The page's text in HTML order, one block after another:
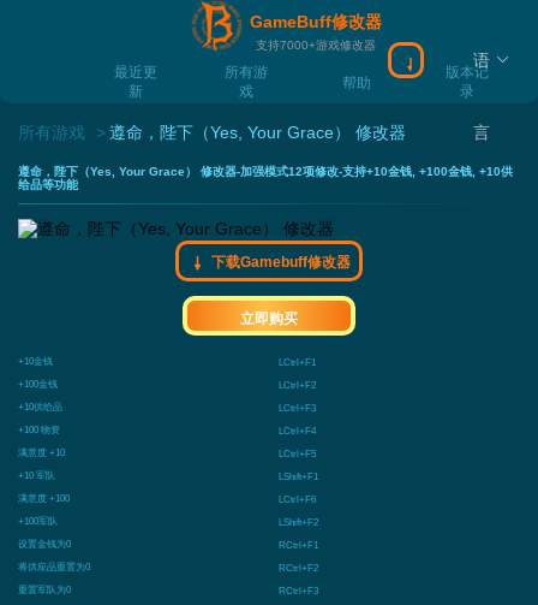
GameBuff修改器
支持7000+游戏修改器
最近更
新
所有游
戏
帮助
版本记
录
下载Gamebuff
语
言
所有游戏 遵命，陛下（Yes, Your Grace） 修改器
遵命，陛下（Yes, Your Grace） 修改器-加强模式12项修改-支持+10金钱, +100金钱, +10供
给品等功能
下载Gamebuff修改器
立即购买
+10金钱
LCtrl+F1
+100金钱
LCtrl+F2
+10供给品
LCtrl+F3
+100 物资
LCtrl+F4
满意度 +10
LCtrl+F5
+10 军队
LShift+F1
满意度 +100
LCtrl+F6
+100军队
LShift+F2
设置金钱为0
RCtrl+F1
将供应品重置为0
RCtrl+F2
重置军队为0
RCtrl+F3